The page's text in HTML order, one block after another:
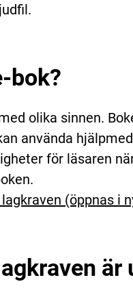
bok?
olika sinnen.
använda
för läsaren
(öppnas i
är